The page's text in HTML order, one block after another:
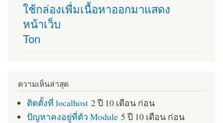
ใช้กล่องเพื่มเนื้อหาออกมาแสดง
หน้าเว็บ
Ton
ความเห็นล่าสุด
ติดตั้งที่ localhost 2 ปี 10 เดือน ก่อน
ปัญหาคงอยู่ที่ตัว Module 5 ปี 10 เดือน ก่อน